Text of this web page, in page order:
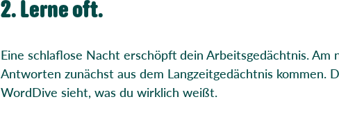
2. Lerne oft.
Eine schlaflose Nacht erschöpft dein Arbeitsgedächtnis. Am
Antworten zunächst aus dem Langzeitgedächtnis kommen.
WordDive sieht, was du wirklich weißt.